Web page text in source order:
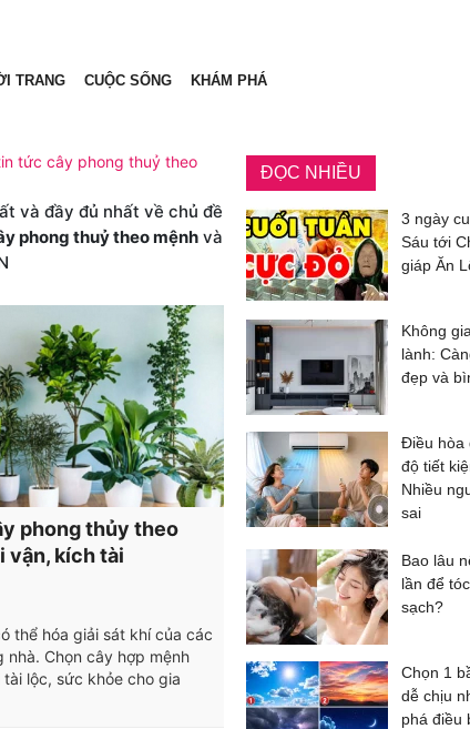
TRANG CUỘC SỐNG KHÁM PHÁ
tức cây phong thuỷ theo
và đầy đủ nhất về chủ đề
phong thuỷ theo mệnh và
phong thủy theo
vận, kích tài
thể hóa giải sát khí của các
nhà. Chọn cây hợp mệnh
lộc, sức khỏe cho gia
ĐỌC NHIỀU
3 ngày
Sáu tới
giáp Ăn
Không
lành:
đẹp và
Điều hòa
độ tiết
Nhiều
sai
Bao lâu
lần để
sạch?
Chọn 1
dễ chịu
phá điều